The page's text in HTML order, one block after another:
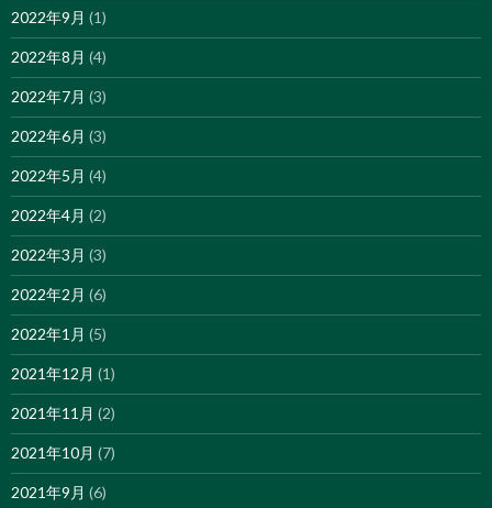
2022年9月 (1)
2022年8月 (4)
2022年7月 (3)
2022年6月 (3)
2022年5月 (4)
2022年4月 (2)
2022年3月 (3)
2022年2月 (6)
2022年1月 (5)
2021年12月 (1)
2021年11月 (2)
2021年10月 (7)
2021年9月 (6)